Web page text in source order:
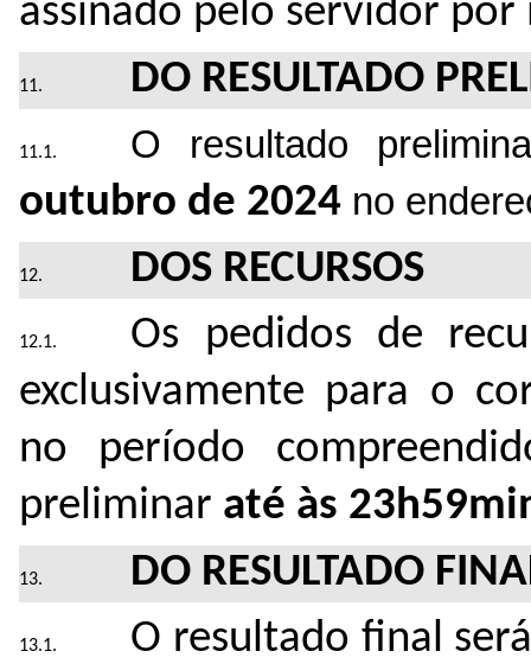
assinado pelo servidor
DO RESULTADO
O resultado
outubro de 2024 no
DOS RECURSOS
Os pedidos de
exclusivamente para o
no período
preliminar até às
DO RESULTADO
O resultado final